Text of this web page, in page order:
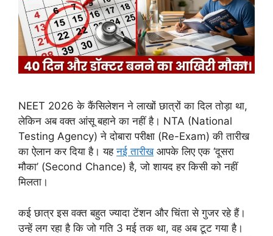
NEET 2026 के कैंसिलेशन ने लाखों छात्रों का दिल तोड़ा था,
लेकिन अब वक्त आंसू बहाने का नहीं है। NTA (National
Testing Agency) ने दोबारा परीक्षा (Re-Exam) की तारीख
का ऐलान कर दिया है। यहनई तारीखआपके लिए एक ‘दूसरा
मौका’ (Second Chance) है, जो शायद हर किसी को नहीं
मिलता।
कई छात्र इस वक्त बहुत ज्यादा टेंशन और चिंता से गुजर रहे हैं।
उन्हें लग रहा है कि जो गति 3 मई तक था, वह अब टूट गया है।